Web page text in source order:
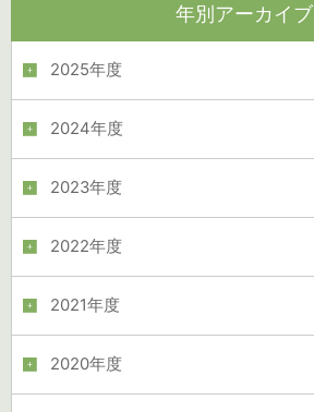
年別アーカイブ
2025年度
2024年度
2023年度
2022年度
2021年度
2020年度